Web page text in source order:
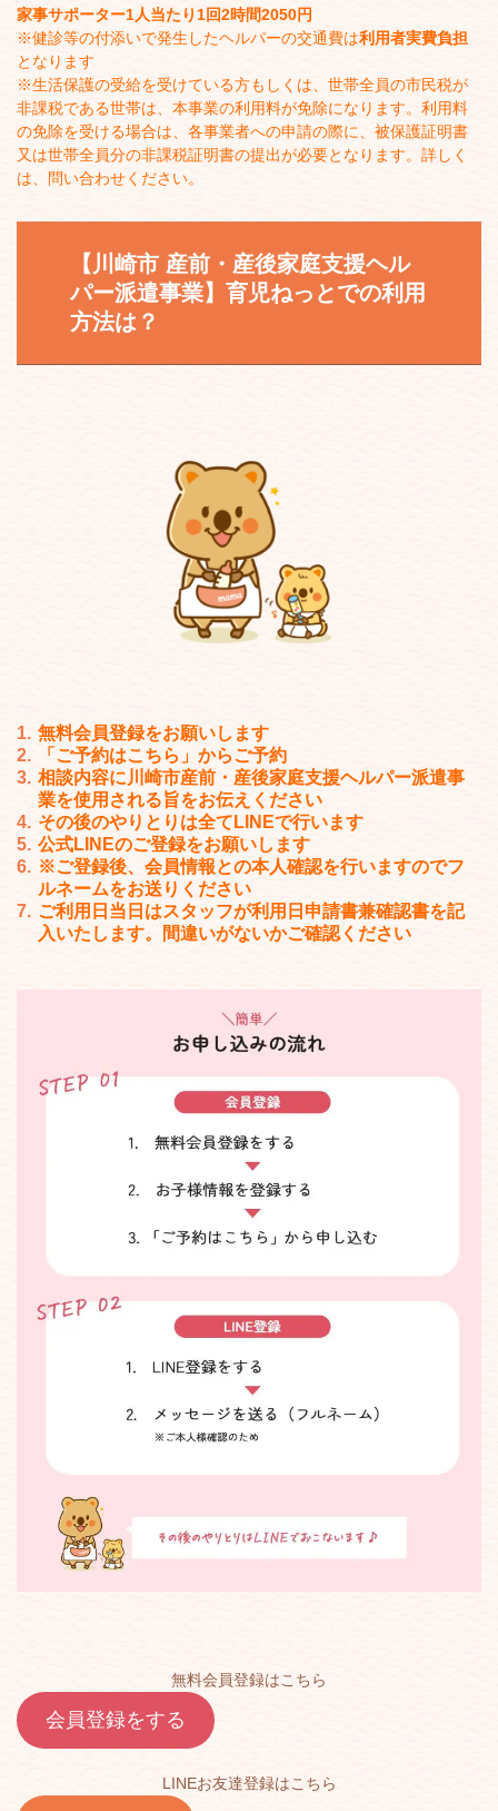
家事サポーター1人当たり1回2時間2050円
※健診等の付添いで発生したヘルパーの交通費は利用者実費負担
となります
※生活保護の受給を受けている方もしくは、世帯全員の市民税が
非課税である世帯は、本事業の利用料が免除になります。利用料
の免除を受ける場合は、各事業者への申請の際に、被保護証明書
又は世帯全員分の非課税証明書の提出が必要となります。詳しく
は、問い合わせください。
【川崎市 産前・産後家庭支援ヘル
パー派遣事業】育児ねっとでの利用
方法は？
無料会員登録をお願いします
「ご予約はこちら」からご予約
相談内容に川崎市産前・産後家庭支援ヘルパー派遣事
業を使用される旨をお伝えください
その後のやりとりは全てLINEで行います
公式LINEのご登録をお願いします
※ご登録後、会員情報との本人確認を行いますのでフ
ルネームをお送りください
ご利用日当日はスタッフが利用日申請書兼確認書を記
入いたします。
間違いがないかご確認ください
無料会員登録はこちら
会員登録をする
LINEお友達登録はこちら